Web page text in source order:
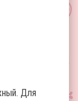
Для